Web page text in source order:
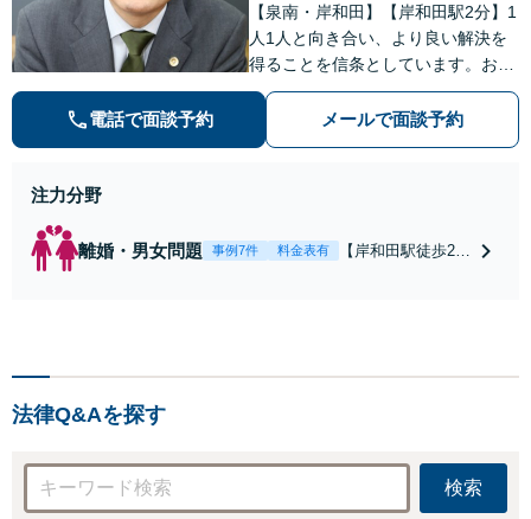
【泉南・岸和田】【岸和田駅2分】1
人1人と向き合い、より良い解決を
得ることを信条としています。お気
軽にご相談下さい。
電話で面談予約 メールで面談予約
注力分野
離婚・男女問題 事例7件 料金表有
【岸和田駅徒歩2
ご相談を。
法律Q&Aを探す
検索